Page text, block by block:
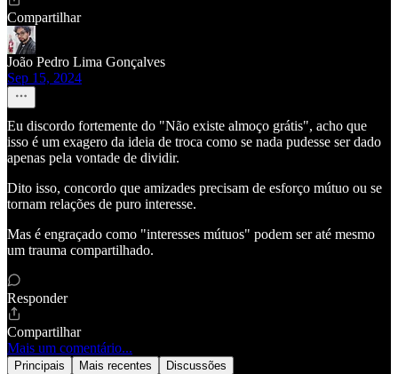
Compartilhar
João Pedro Lima Gonçalves
Sep 15, 2024
Eu discordo fortemente do "Não existe almoço grátis", acho que
isso é um exagero da ideia de troca como se nada pudesse ser dado
apenas pela vontade de dividir.
Dito isso, concordo que amizades precisam de esforço mútuo ou se
tornam relações de puro interesse.
Mas é engraçado como "interesses mútuos" podem ser até mesmo
um trauma compartilhado.
Responder
Compartilhar
Mais um comentário...
Principais Mais recentes Discussões